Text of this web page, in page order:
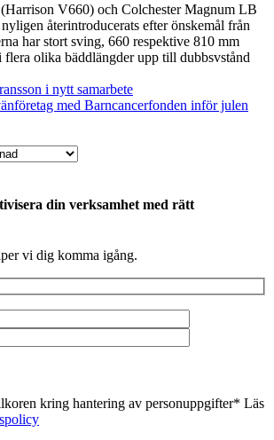
V660) och Colchester Magnum LB
återintroducerats efter önskemål från
har stort sving, 660 respektive 810 mm
olika bäddlängder upp till dubbsvstånd
i nytt samarbete
med Barncancerfonden inför julen
din verksamhet med rätt
vi dig komma igång.
kring hantering av personuppgifter* Läs